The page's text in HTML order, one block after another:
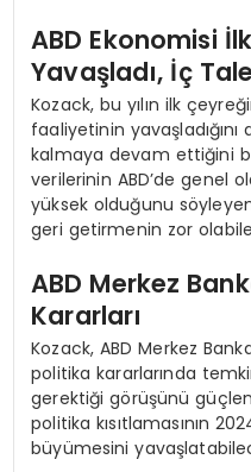
ABD Ekonomisi
Yavaşladı, İç
Kozack, bu yılın ilk
faaliyetinin
kalmaya devam ettiğini
verilerinin ABD’de genel
yüksek olduğunu
geri getirmenin zor
ABD Merkez
Kararları
Kozack, ABD Merkez
politika kararlarında
gerektiği görüşünü
politika kısıtlamasının
büyümesini